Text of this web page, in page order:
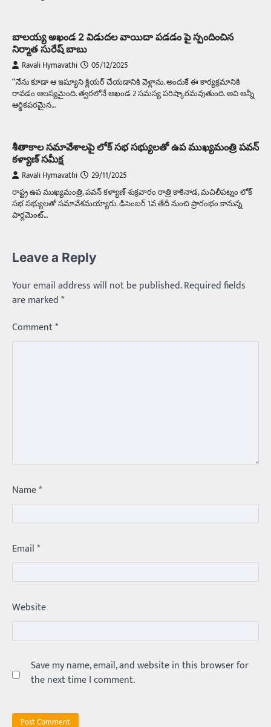
బాలయ్య అఖండ 2 విడుదల వాయిదా పడడం పై స్పందించిన
నిర్మాత సురేష్ బాబు
Ravali Hymavathi 05/12/2025
‘‘నేను కూడా ఆ ఇష్యూని క్లియర్‌ చేయడానికి వెళ్లాను. అందుకే ఈ కార్యక్రమానికి
రావడం ఆలస్యమైంది. త్వరలోనే అఖండ 2 సమస్య పరిష్కారమవుతుంది. అవి అన్నీ
ఆర్థికపరమైన…
శీతాకాల సమావేశాలపై లోక్ సభ సభ్యులతో ఉప ముఖ్యమంత్రి పవన్
కళ్యాణ్ సమీక్ష
Ravali Hymavathi 29/11/2025
రాష్ట్ర ఉప ముఖ్యమంత్రి, పవన్ కళ్యాణ్ శుక్రవారం రాత్రి కాకినాడ, మచిలీపట్నం లోక్
సభ సభ్యులతో సమావేశమయ్యారు. డిసెంబర్ 1వ తేదీ నుంచి ప్రారంభం కానున్న
పార్లమెంట్…
Leave a Reply
Your email address will not be published.Required fields
are marked*
Comment*
Name*
Email*
Website
Save my name, email, and website in this browser for
the next time I comment.
4
అమ్మాయిలే కాదు అబ్బాయిలు సైతం
Balachander 15/04/2026
అందంగా ఉంటారనే నానుడి…
5
మండుతున్న నోర్లు
ప్రమాదం చోటుచేసుకుంది. ఝాన్సీ–కాన్పూర్ జాతీయ
రహదారిపై వేల సంఖ్యలో బీరు…